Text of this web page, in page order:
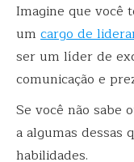
Imagine que você
um cargo de
ser um líder de
comunicação e
Se você não sabe
a algumas dessas
habilidades.